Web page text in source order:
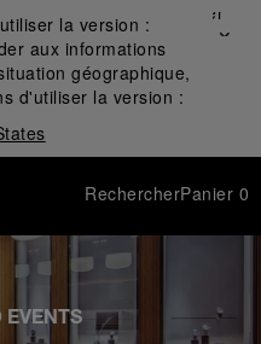
la version :
aux informations
géographique,
d'utiliser la version :
Fermer
✕
RechercherPanier 0
EVENTS